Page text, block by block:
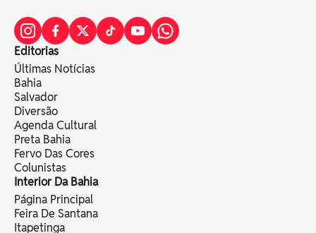
Editorias
Últimas Notícias
Bahia
Salvador
Diversão
Agenda Cultural
Preta Bahia
Fervo Das Cores
Colunistas
Interior Da Bahia
Página Principal
Feira De Santana
Itapetinga